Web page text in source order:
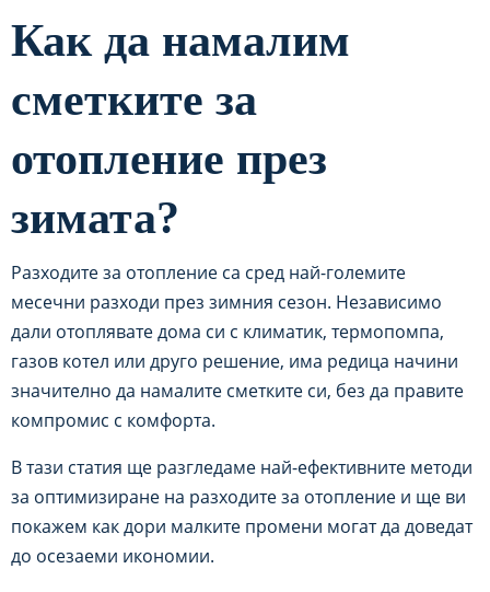
Как да намалим
сметките за
отопление през
зимата?
Разходите за отопление са сред най-големите
месечни разходи през зимния сезон. Независимо
дали отоплявате дома си с климатик, термопомпа,
газов котел или друго решение, има редица начини
значително да намалите сметките си, без да правите
компромис с комфорта.
В тази статия ще разгледаме най-ефективните методи
за оптимизиране на разходите за отопление и ще ви
покажем как дори малките промени могат да доведат
до осезаеми икономии.